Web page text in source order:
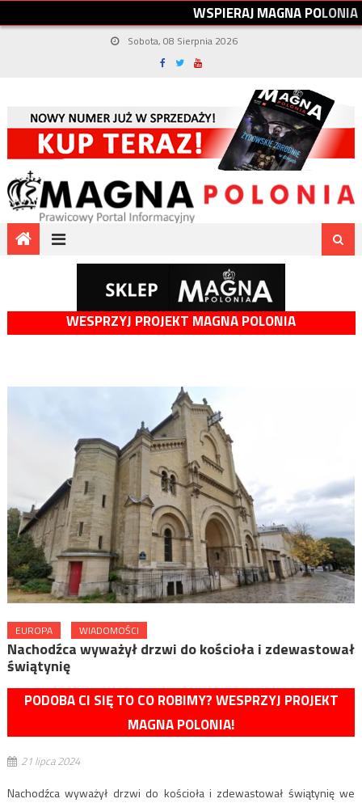
WSPIERAJMAGNAPOLONIA
Sobota, 08 Sierpnia 2026
WESPRZYJ PROJEKT MAGNA POLONIA
EUROPA WIADOMOŚCI
Nachodźca wyważył drzwi do kościoła i zdewastował
świątynię
PODOBA CI SIĘ TO CO ROBIMY? WESPRZYJ PROJEKT
MAGNA POLONIA!
21 lipca 2024
Nachodźca wyważył drzwi do kościoła i zdewastował świątynię we